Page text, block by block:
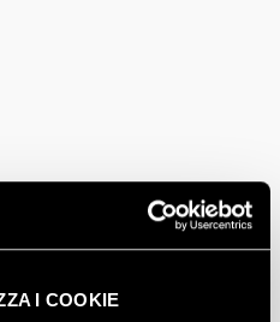
I COOKIE